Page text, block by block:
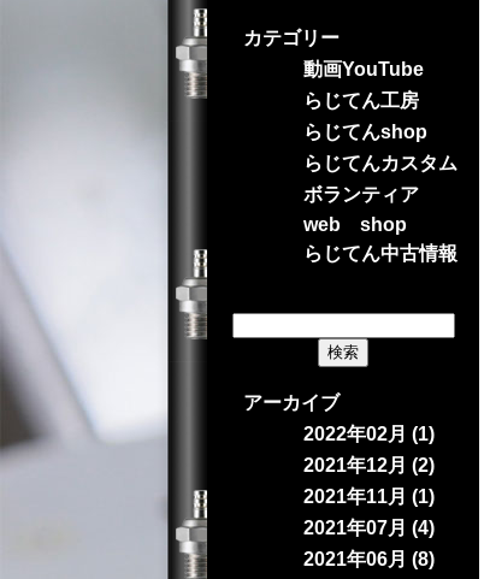
カテゴリー
動画YouTube
らじてん工房
らじてんshop
らじてんカスタム
ボランティア
web shop
らじてん中古情報
アーカイブ
2022年02月 (1)
2021年12月 (2)
2021年11月 (1)
2021年07月 (4)
2021年06月 (8)